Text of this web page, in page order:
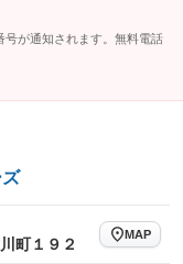
が通知されます。無料電話
町１９２
MAP